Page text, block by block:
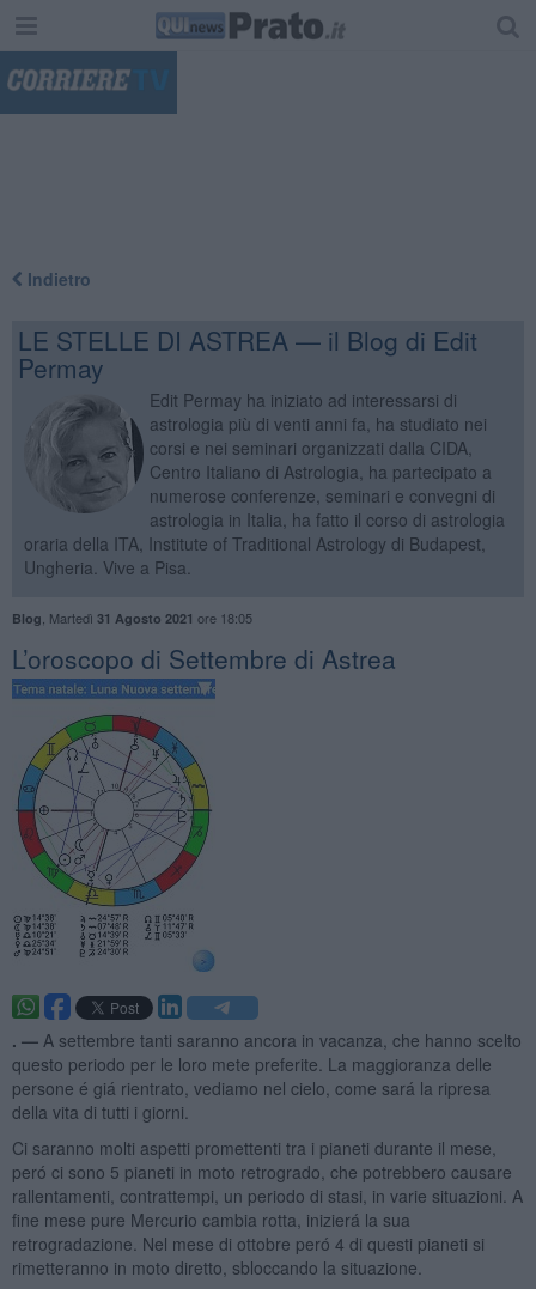
Indietro
LE STELLE DI ASTREA — il Blog di Edit
Permay
Edit Permay ha iniziato ad interessarsi di
astrologia più di venti anni fa, ha studiato nei
corsi e nei seminari organizzati dalla CIDA,
Centro Italiano di Astrologia, ha partecipato a
numerose conferenze, seminari e convegni di
astrologia in Italia, ha fatto il corso di astrologia
oraria della ITA, Institute of Traditional Astrology di Budapest,
Ungheria. Vive a Pisa.
Blog Martedì 31 Agosto 2021 ore 18:05
​L’oroscopo di Settembre di Astrea
. — A settembre tanti saranno ancora in vacanza, che hanno scelto
questo periodo per le loro mete preferite. La maggioranza delle
persone é giá rientrato, vediamo nel cielo, come sará la ripresa
della vita di tutti i giorni.
Ci saranno molti aspetti promettenti tra i pianeti durante il mese,
peró ci sono 5 pianeti in moto retrogrado, che potrebbero causare
rallentamenti, contrattempi, un periodo di stasi, in varie situazioni. A
fine mese pure Mercurio cambia rotta, inizierá la sua
retrogradazione. Nel mese di ottobre peró 4 di questi pianeti si
rimetteranno in moto diretto, sbloccando la situazione.